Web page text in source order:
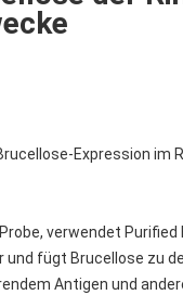
Expression im
verwendet
fügt Brucellose zu
Antigen und